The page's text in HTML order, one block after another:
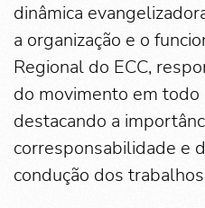
dinâmica
a organização e o
Regional do ECC,
do movimento em todo
destacando a
corresponsabilidade e
condução dos